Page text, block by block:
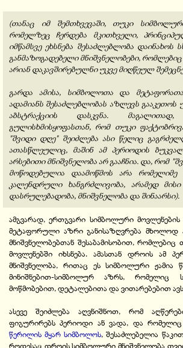
(თანაც იმ შემთხვევაში, თუკი
რომელზეც ჩერდება მკითხველი,
იმწამსვე ეხსნება შესაძლებლობა დაინახოს
განმაზოგადებელი მნიშვნელობები,
არიან დაკავშირებულნი უკვე მიღწეულ
გარდა ამისა, სიმბოლოთა და
ადამიანს შესაძლებლობას აზლევს
აბსტრაქციის დასკვნა.
გულისხმისყოფასთან, რომ თუკი
"შვიდი დღე" შეიძლება ასი წელიც
ათასწლეულიც, მაშინ ამ პერიოდის
არსებითი მნიშვნელობა არ გააჩნია. და, რომ
მოწოდებულია დაამოწმოს არა
კალენდრული ხანგრძლივობა, არამედ
დასრულებადობა, მნიშვნელობა და შინაარსი).
ამგვარად, ერთგვარი სიმბოლური
მეტაფორული აზრი განისაზღვრება მხოლოდ
მნიშვნელობებთან შესაბამისობით,
მოვლენებში იხსნება. ამასთან დროის ამ
მნიშვნელობა, რითაც ეს სიმბოლური ჟამია
მინიშნებით-სიმბოლურ აზრს, რომელიც
მოწმობებით, დეტალებითა და ვითარებებით
ასევე შეიძლება აღვნიშნოთ, რომ
ფიგურირებს პერიოდი ან ვადა, და რომელიც
წერილის მყარ სიმბოლოს, შესაძლებელია
როდესაც დროის სიმბოლური მნიშვნელობა